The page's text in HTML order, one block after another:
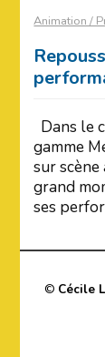
Animation /
Dans le
gamme
sur
grand
ses
© Cécile